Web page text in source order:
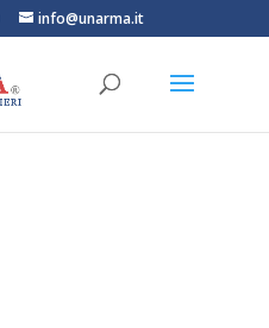
info@unarma.it